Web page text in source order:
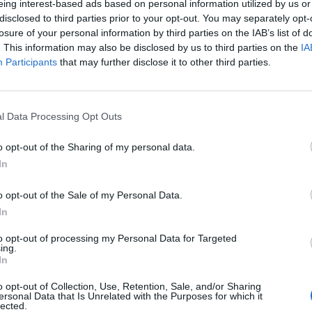
interest-based ads based on personal information utilized by us
to third parties prior to your opt-out. You may separately
of your personal information by third parties on the IAB’s list of
This information may also be disclosed by us to third parties on the
Participants that may further disclose it to other third parties.
Data Processing Opt Outs
opt-out of the Sharing of my personal data.
opt-out of the Sale of my Personal Data.
opt-out of processing my Personal Data for Targeted
opt-out of Collection, Use, Retention, Sale, and/or Sharing
Data that Is Unrelated with the Purposes for which it
a cargo de UGTeatro, integrado por